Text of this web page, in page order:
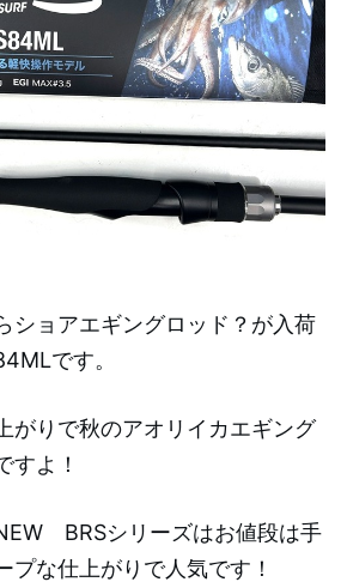
ショアエギングロッド？が入荷
です。
がりで秋のアオリイカエギング
すよ！
BRSシリーズはお値段は手
プな仕上がりで人気です！